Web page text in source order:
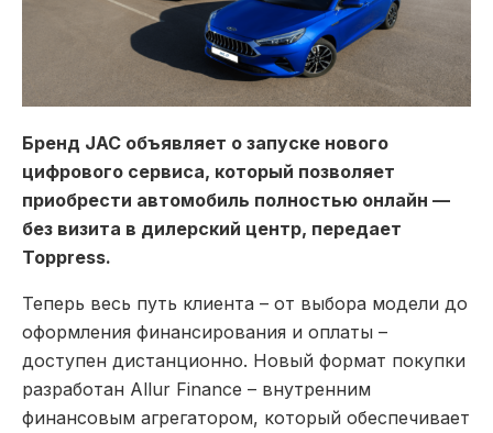
Бренд JAC объявляет о запуске нового
цифрового сервиса, который позволяет
приобрести автомобиль полностью онлайн —
без визита в дилерский центр, передает
Toppress.
Теперь весь путь клиента – от выбора модели до
оформления финансирования и оплаты –
доступен дистанционно. Новый формат покупки
разработан Allur Finance – внутренним
финансовым агрегатором, который обеспечивает